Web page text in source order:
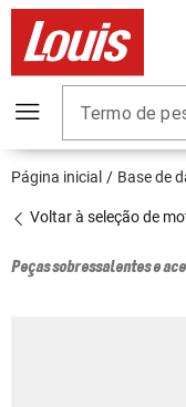
Termo de
Página inicial Base de
Voltar à seleção de
Peças sobressalentes e